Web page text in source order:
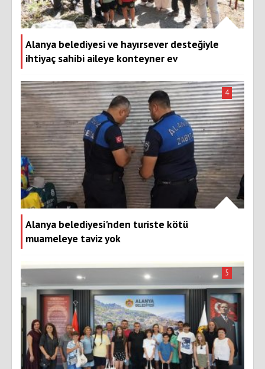
Alanya belediyesi ve hayırsever desteğiyle
ihtiyaç sahibi aileye konteyner ev
Alanya belediyesi'nden turiste kötü
muameleye taviz yok
4
5